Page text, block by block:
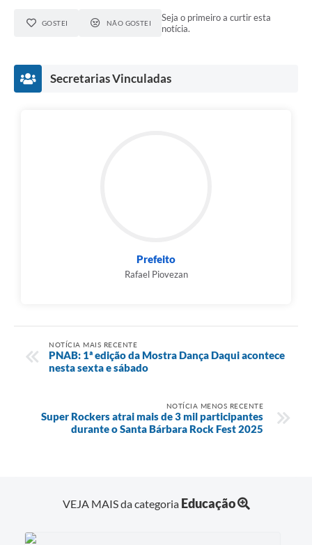
GOSTEI NÃO GOSTEI
Seja o primeiro a curtir esta
notícia.
Secretarias Vinculadas
Prefeito
Rafael Piovezan
NOTÍCIA MAIS RECENTE
PNAB: 1ª edição da Mostra Dança Daqui acontece
nesta sexta e sábado
NOTÍCIA MENOS RECENTE
Super Rockers atrai mais de 3 mil participantes
durante o Santa Bárbara Rock Fest 2025
VEJA MAIS da categoria Educação